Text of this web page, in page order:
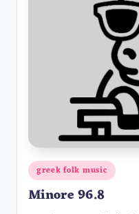
Αναρτήθηκε
σε
greek folk music
Minore 96.8